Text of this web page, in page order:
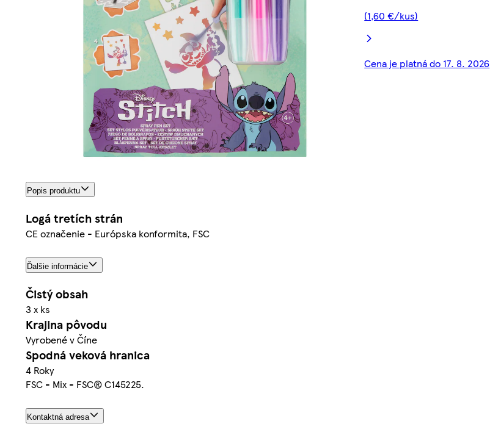
(1,60 €/kus)
Cena je platná do 17. 8. 2026
Popis produktu
Logá tretích strán
CE označenie - Európska konformita, FSC
Ďalšie informácie
Čistý obsah
3 x ks
Krajina pôvodu
Vyrobené v Číne
Spodná veková hranica
4 Roky
FSC - Mix - FSC® C145225.
Kontaktná adresa